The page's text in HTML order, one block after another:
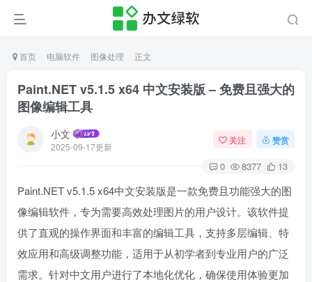
首页 电脑软件 图像处理 正文
Paint.NET v5.1.5 x64 中文安装版 – 免费且强大的
图像编辑工具
小文
2025-09-17更新
关注 赞赏
0 8377 13
Paint.NET v5.1.5 x64中文安装版是一款免费且功能强大的图
像编辑软件，专为需要高效处理图片的用户设计。该软件提
供了直观的操作界面和丰富的编辑工具，支持多层编辑、特
效应用和高级调整功能，适用于从初学者到专业用户的广泛
需求。针对中文用户进行了本地化优化，确保使用体验更加